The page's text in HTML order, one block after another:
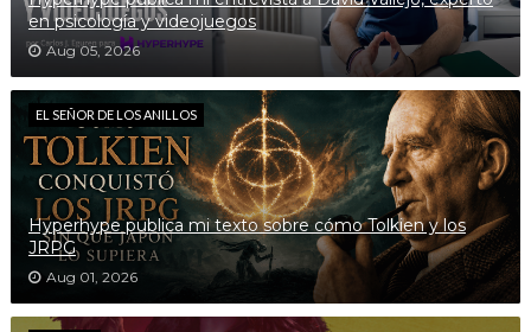
en psicología y videojuegos
Aug 05, 2026
EL SEÑOR DE LOS ANILLOS
Hyperhype publica mi texto sobre cómo Tolkien y los
JRPG
Aug 01, 2026